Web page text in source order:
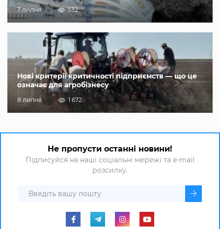
7 липня 532
Нові критерії критичності підприємств — що це
означає для агробізнесу
8 липня 1 672
Не пропусти останні новини!
Підписуйся на наші соціальні мережі та e-mail
розсилку.